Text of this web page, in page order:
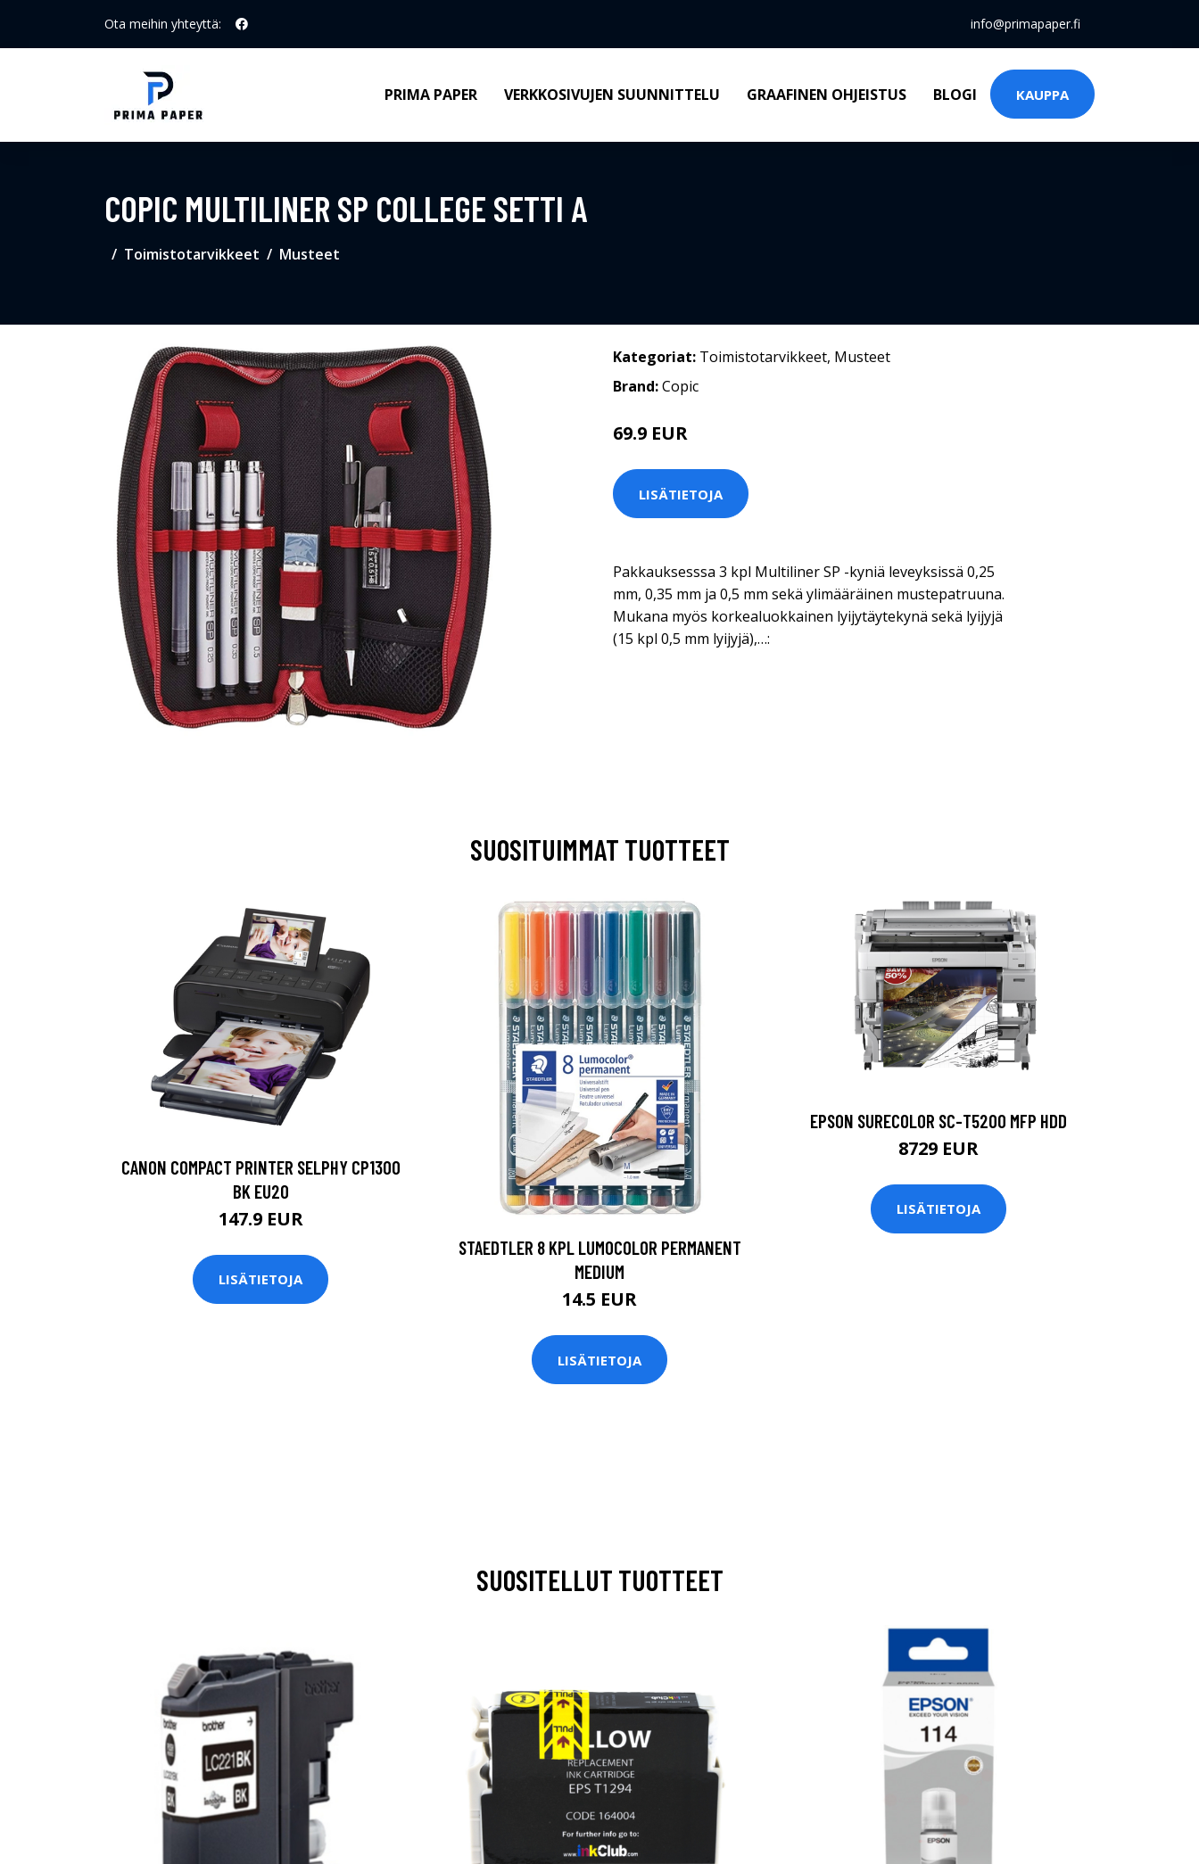
Ota meihin yhteyttä: info@primapaper.fi
PRIMA PAPER VERKKOSIVUJEN SUUNNITTELU GRAAFINEN OHJEISTUS BLOGI KAUPPA
COPIC MULTILINER SP COLLEGE SETTI A
Toimistotarvikkeet Musteet
Kategoriat: Toimistotarvikkeet, Musteet
Brand:Copic
69.9 EUR
LISÄTIETOJA
Pakkauksesssa 3 kpl Multiliner SP -kyniä leveyksissä 0,25
mm, 0,35 mm ja 0,5 mm sekä ylimääräinen mustepatruuna.
Mukana myös korkealuokkainen lyijytäytekynä sekä lyijyjä
(15 kpl 0,5 mm lyijyjä),…:
SUOSITUIMMAT TUOTTEET
CANON COMPACT PRINTER SELPHY CP1300
BK EU20
147.9 EUR
LISÄTIETOJA
STAEDTLER 8 KPL LUMOCOLOR PERMANENT
MEDIUM
14.5 EUR
LISÄTIETOJA
EPSON SURECOLOR SC-T5200 MFP HDD
8729 EUR
LISÄTIETOJA
SUOSITELLUT TUOTTEET